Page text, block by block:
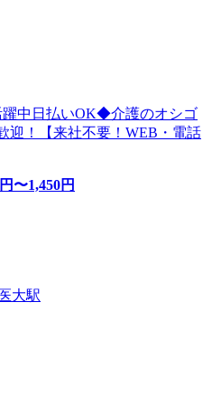
中日払いOK◆介護のオシゴ
迎！【来社不要！WEB・電話
円〜1,450円
大駅